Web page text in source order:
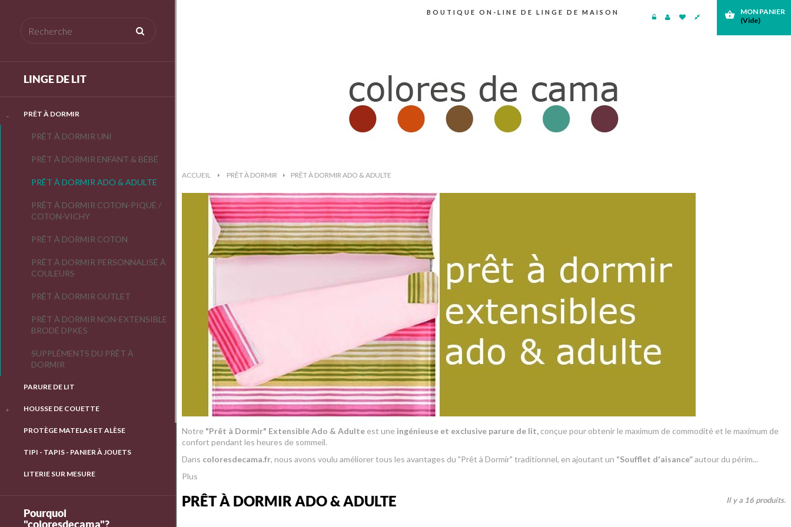
BOUTIQUE ON-LINE DE LINGE DE MAISON shopping_basket
MON PANIER
(Vide)
LINGE DE LIT
PRÊT À DORMIR
PRÊT À DORMIR UNI
PRÊT À DORMIR ENFANT & BÉBÉ
PRÊT À DORMIR ADO & ADULTE
PRÊT À DORMIR COTON-PIQUÉ /
COTON-VICHY
PRÊT À DORMIR COTON
PRÊT À DORMIR PERSONNALISÉ À
COULEURS
PRÊT À DORMIR OUTLET
PRÊT À DORMIR NON-EXTENSIBLE
BRODÉ DPKES
SUPPLÉMENTS DU PRÊT À
DORMIR
PARURE DE LIT
HOUSSE DE COUETTE
PROTÈGE MATELAS ET ALÈSE
TIPI - TAPIS - PANIER À JOUETS
LITERIE SUR MESURE
Pourquoi
"coloresdecama"?
ACCUEIL > PRÊT À DORMIR > PRÊT À DORMIR ADO & ADULTE
Notre "Prêt à Dormir" Extensible Ado & Adulte est une ingénieuse et exclusive parure de lit, conçue pour obtenir le maximum de commodité et le maximum de
confort pendant les heures de sommeil.
Dans coloresdecama.fr, nous avons voulu améliorer tous les avantages du "Prêt à Dormir" traditionnel, en ajoutant un “Soufflet d'aisance”autour du périm...
Plus
PRÊT À DORMIR ADO & ADULTE Il y a 16 produits.